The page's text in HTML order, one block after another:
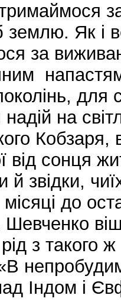
Як і
за
для
надій на
Кобзаря,
від сонця
звідки,
місяці до
Шевченко
з такого
Індом і